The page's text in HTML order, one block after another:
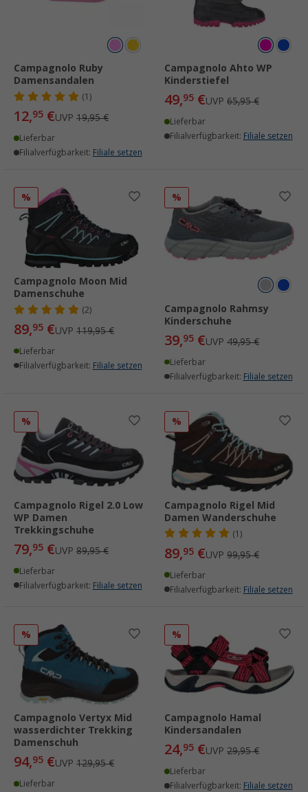
Campagnolo Ruby
Damensandalen
(1)
12,95 €UVP 19,95 €
Lieferbar
Filialverfügbarkeit: Filiale setzen
Campagnolo Ahto WP
Kinderstiefel
49,95 €UVP 65,95 €
Lieferbar
Filialverfügbarkeit: Filiale setzen
%
Campagnolo Moon Mid
Damenschuhe
(2)
89,95 €UVP 119,95 €
Lieferbar
Filialverfügbarkeit: Filiale setzen
%
Campagnolo Rahmsy
Kinderschuhe
39,95 €UVP 49,95 €
Lieferbar
Filialverfügbarkeit: Filiale setzen
%
Campagnolo Rigel 2.0 Low
WP Damen
Trekkingschuhe
79,95 €UVP 89,95 €
Lieferbar
Filialverfügbarkeit: Filiale setzen
%
Campagnolo Rigel Mid
Damen Wanderschuhe
(1)
89,95 €UVP 99,95 €
Lieferbar
Filialverfügbarkeit: Filiale setzen
%
Campagnolo Vertyx Mid
wasserdichter Trekking
Damenschuh
94,95 €UVP 129,95 €
Lieferbar
%
Campagnolo Hamal
Kindersandalen
24,95 €UVP 29,95 €
Lieferbar
Filialverfügbarkeit: Filiale setzen